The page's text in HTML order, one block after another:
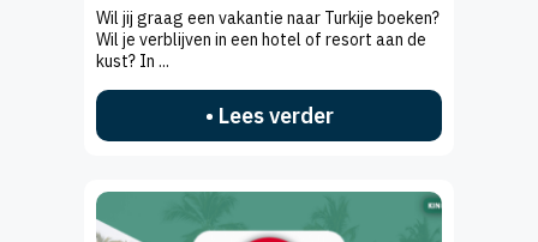
Wil jij graag een vakantie naar Turkije boeken?
Wil je verblijven in een hotel of resort aan de
kust? In ...
• Lees verder